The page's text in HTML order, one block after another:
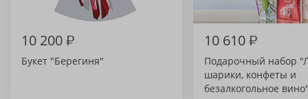
10 200₽
Букет "Берегиня"
10 610₽
Подарочный набор
шарики, конфеты и
безалкогольное